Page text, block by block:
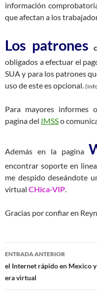
información
que afectan a los
Los patrones
obligados a efectuar el
SUA y para los patrones
uso de este es opcional.
Para mayores informes o
pagina del IMSSo
Además en la pagina
encontrar soporte en
me despido deseándote
virtual CHica-VIP.
Gracias por confiar en
Navegación
de
entradas
ENTRADA ANTERIOR
el Internet rápido en Mexico
era virtual